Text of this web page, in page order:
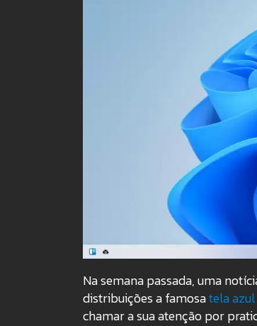
Na semana passada, uma
distribuições a famosatela
chamar a sua atenção por